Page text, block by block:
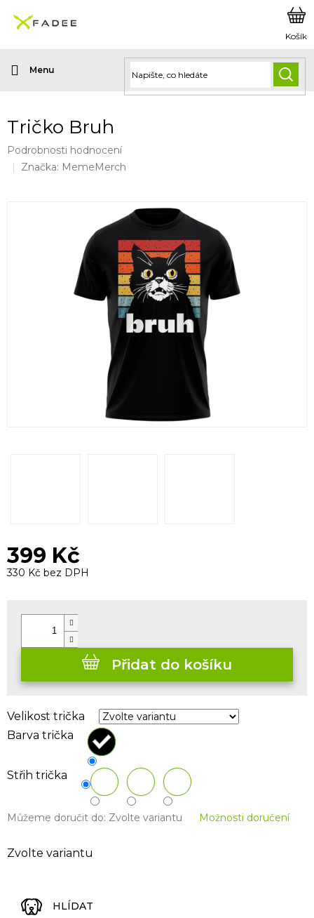
obsah
Tričko Bruh
Průměrné
hodnocení
Podrobnosti hodnocení
Značka: MemeMerch
399 Kč
330 Kč bez DPH
Zvolte variantu
Velikost trička
Barva trička
Střih trička
Můžeme doručit do: Zvolte variantu Možnosti doručení
Přidat do košíku
HLÍDAT